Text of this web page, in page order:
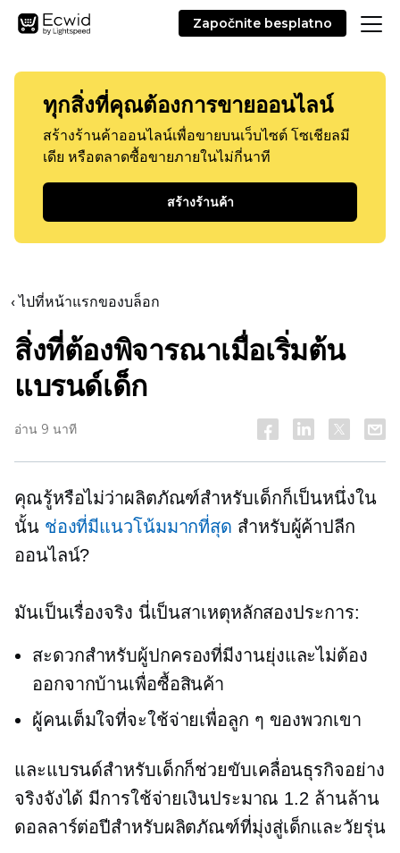
Započnite besplatno
ทุกสิ่งที่คุณต้องการขายออนไลน์
สร้างร้านค้าออนไลน์เพื่อขายบนเว็บไซต์ โซเชียลมี
เดีย หรือตลาดซื้อขายภายในไม่กี่นาที
สร้างร้านค้า
‹ ไปที่หน้าแรกของบล็อก
สิ่งที่ต้องพิจารณาเมื่อเริ่มต้น
แบรนด์เด็ก
อ่าน 9 นาที
คุณรู้หรือไม่ว่าผลิตภัณฑ์สำหรับเด็กก็เป็นหนึ่งใน
นั้น ช่องที่มีแนวโน้มมากที่สุด สำหรับผู้ค้าปลีก
ออนไลน์?
มันเป็นเรื่องจริง นี่เป็นสาเหตุหลักสองประการ:
สะดวกสำหรับผู้ปกครองที่มีงานยุ่งและไม่ต้อง
ออกจากบ้านเพื่อซื้อสินค้า
ผู้คนเต็มใจที่จะใช้จ่ายเพื่อลูก ๆ ของพวกเขา
และแบรนด์สำหรับเด็กก็ช่วยขับเคลื่อนธุรกิจอย่าง
จริงจังได้ มีการใช้จ่ายเงินประมาณ 1.2 ล้านล้าน
ดอลลาร์ต่อปีสำหรับผลิตภัณฑ์ที่มุ่งสู่เด็กและวัยรุ่น